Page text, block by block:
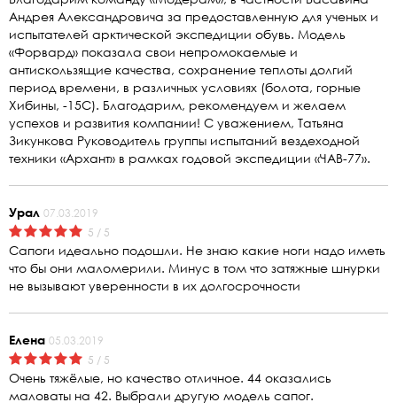
Андрея Александровича за предоставленную для ученых и
испытателей арктической экспедиции обувь. Модель
«Форвард» показала свои непромокаемые и
антискользящие качества, сохранение теплоты долгий
период времени, в различных условиях (болота, горные
Хибины, -15С). Благодарим, рекомендуем и желаем
успехов и развития компании! С уважением, Татьяна
Зикункова Руководитель группы испытаний вездеходной
техники «Архант» в рамках годовой экспедиции «ЧАВ-77».
Урал 07.03.2019
5 / 5
Сапоги идеально подошли. Не знаю какие ноги надо иметь
что бы они маломерили. Минус в том что затяжные шнурки
не вызывают уверенности в их долгосрочности
Елена 05.03.2019
5 / 5
Очень тяжёлые, но качество отличное. 44 оказались
маловаты на 42. Выбрали другую модель сапог.